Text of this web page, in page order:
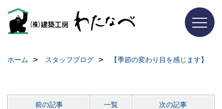
ホーム スタッフブログ 【季節の変わり目を感じます】
前の記事 一覧 次の記事